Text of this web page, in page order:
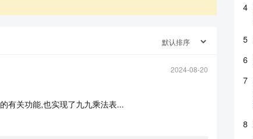
2024-08-20
的有关功能,也实现了九九乘法表...
4
5
6
7
8